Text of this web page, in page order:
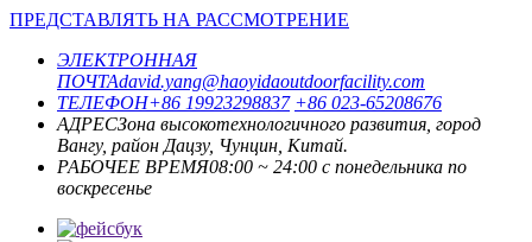
ПРЕДСТАВЛЯТЬ НА РАССМОТРЕНИЕ
ЭЛЕКТРОННАЯ
ПОЧТАdavid.yang@haoyidaoutdoorfacility.com
ТЕЛЕФОН+86 19923298837 +86 023-65208676
АДРЕСЗона высокотехнологичного развития, город
Вангу, район Дацзу, Чунцин, Китай.
РАБОЧЕЕ ВРЕМЯ08:00 ~ 24:00 с понедельника по
воскресенье